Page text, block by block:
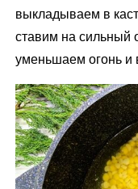
выкладываем в
ставим на сильный
уменьшаем огонь и